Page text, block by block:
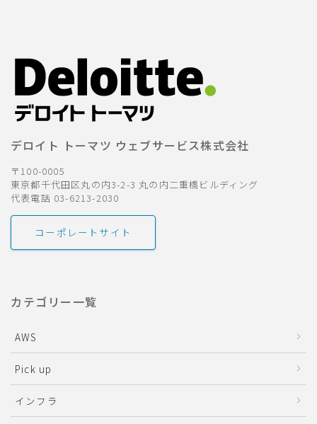
デロイト トーマツ ウェブサービス株式会社
〒100-0005
東京都千代田区丸の内3-2-3 丸の内二重橋ビルディング
代表電話 03-6213-2030
コーポレートサイト
カテゴリー一覧
AWS
Pick up
インフラ